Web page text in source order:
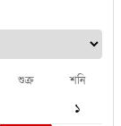
শুক্র শনি
১